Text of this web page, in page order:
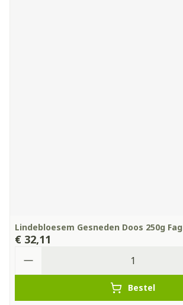
Lindebloesem Gesneden Doos 250g Fag
€ 32,11
Bestel